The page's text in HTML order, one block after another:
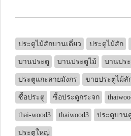
ประตูไม้สักบานเดี่ยว ประตูไม้สัก
บานประตู บานประตูไม้ บานปร
ประตูแกะลายมังกร ขายประตูไม้สั
ซื้อประตู ซื้อประตูกระจก
thai-wood3 thaiwood3 ประตูบาน
ประตูใหญ่